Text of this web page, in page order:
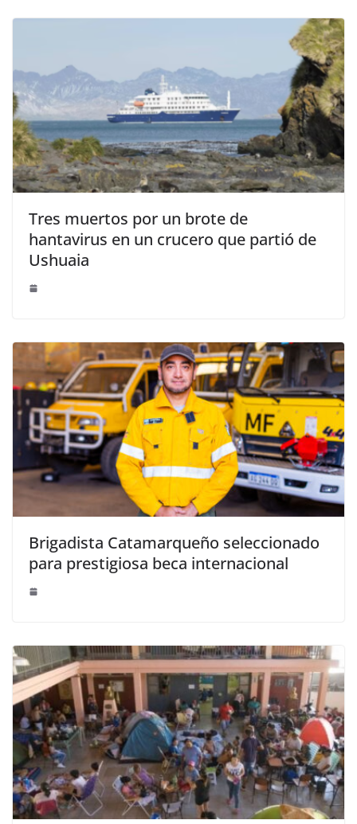
Tres muertos por un brote de
hantavirus en un crucero que partió de
Ushuaia
Brigadista Catamarqueño seleccionado
para prestigiosa beca internacional